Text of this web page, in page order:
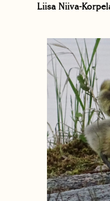
Liisa Niiva-